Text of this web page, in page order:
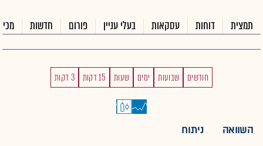
תמצית דוחות עסקאות בעלי עניין פורום חדשות
חודשים שבועות ימים שעות 15 דקות 3 דקות
השוואה ניתוח